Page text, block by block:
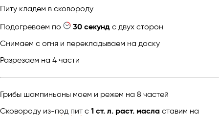
Питу кладем в сковороду
Подогреваем по
30 секунд с двух сторон
Снимаем с огня и перекладываем на доску
Разрезаем на 4 части
Грибы шампиньоны моем и режем на 8 частей
Сковороду из-под пит с 1 ст. л. раст. масла ставим на